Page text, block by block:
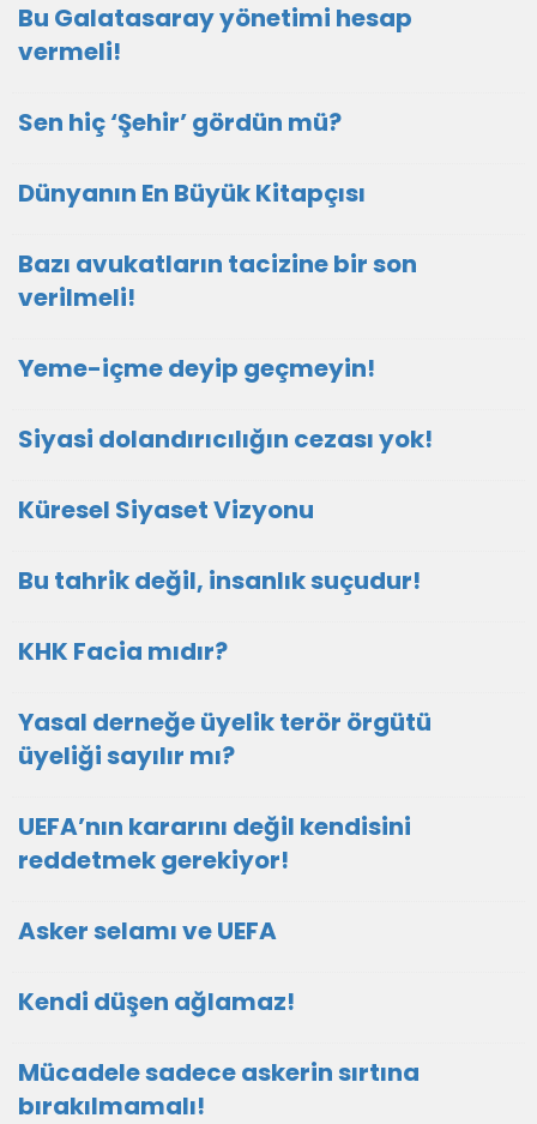
Bu Galatasaray yönetimi hesap
vermeli!
Sen hiç ‘Şehir’ gördün mü?
Dünyanın En Büyük Kitapçısı
Bazı avukatların tacizine bir son
verilmeli!
Yeme-içme deyip geçmeyin!
Siyasi dolandırıcılığın cezası yok!
Küresel Siyaset Vizyonu
Bu tahrik değil, insanlık suçudur!
KHK Facia mıdır?
Yasal derneğe üyelik terör örgütü
üyeliği sayılır mı?
UEFA’nın kararını değil kendisini
reddetmek gerekiyor!
Asker selamı ve UEFA
Kendi düşen ağlamaz!
Mücadele sadece askerin sırtına
bırakılmamalı!